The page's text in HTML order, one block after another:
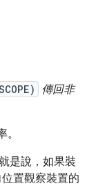
傳回非
是說，如果裝
置觀察裝置的